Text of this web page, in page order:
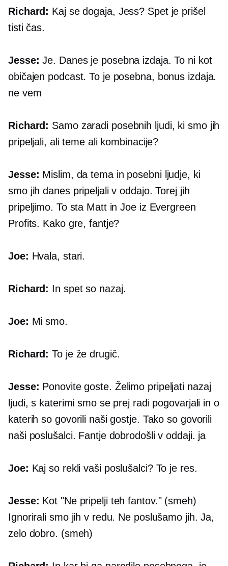
Richard: Kaj se dogaja, Jess? Spet je prišel
tisti čas.
Jesse: Je. Danes je posebna izdaja. To ni kot
običajen podcast. To je posebna, bonus izdaja.
ne vem
Richard: Samo zaradi posebnih ljudi, ki smo jih
pripeljali, ali teme ali kombinacije?
Jesse: Mislim, da tema in posebni ljudje, ki
smo jih danes pripeljali v oddajo. Torej jih
pripeljimo. To sta Matt in Joe iz Evergreen
Profits. Kako gre, fantje?
Joe: Hvala, stari.
Richard: In spet so nazaj.
Joe: Mi smo.
Richard: To je že drugič.
Jesse: Ponovite goste. Želimo pripeljati nazaj
ljudi, s katerimi smo se prej radi pogovarjali in o
katerih so govorili naši gostje. Tako so govorili
naši poslušalci. Fantje dobrodošli v oddaji. ja
Joe: Kaj so rekli vaši poslušalci? To je res.
Jesse: Kot "Ne pripelji teh fantov." (smeh)
Ignorirali smo jih v redu. Ne poslušamo jih. Ja,
zelo dobro. (smeh)